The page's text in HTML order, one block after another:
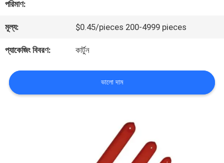
মান
নিয়ন্ত্রণ
আমাদের
পরিমাণ:
মূল্য: $0.45/pieces 200-4999 pieces
প্যাকেজিং বিবরণ: কার্টুন
ভালো দাম